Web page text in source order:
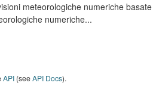
meteorologiche numeriche
numeriche...
API(seeAPI Docs).